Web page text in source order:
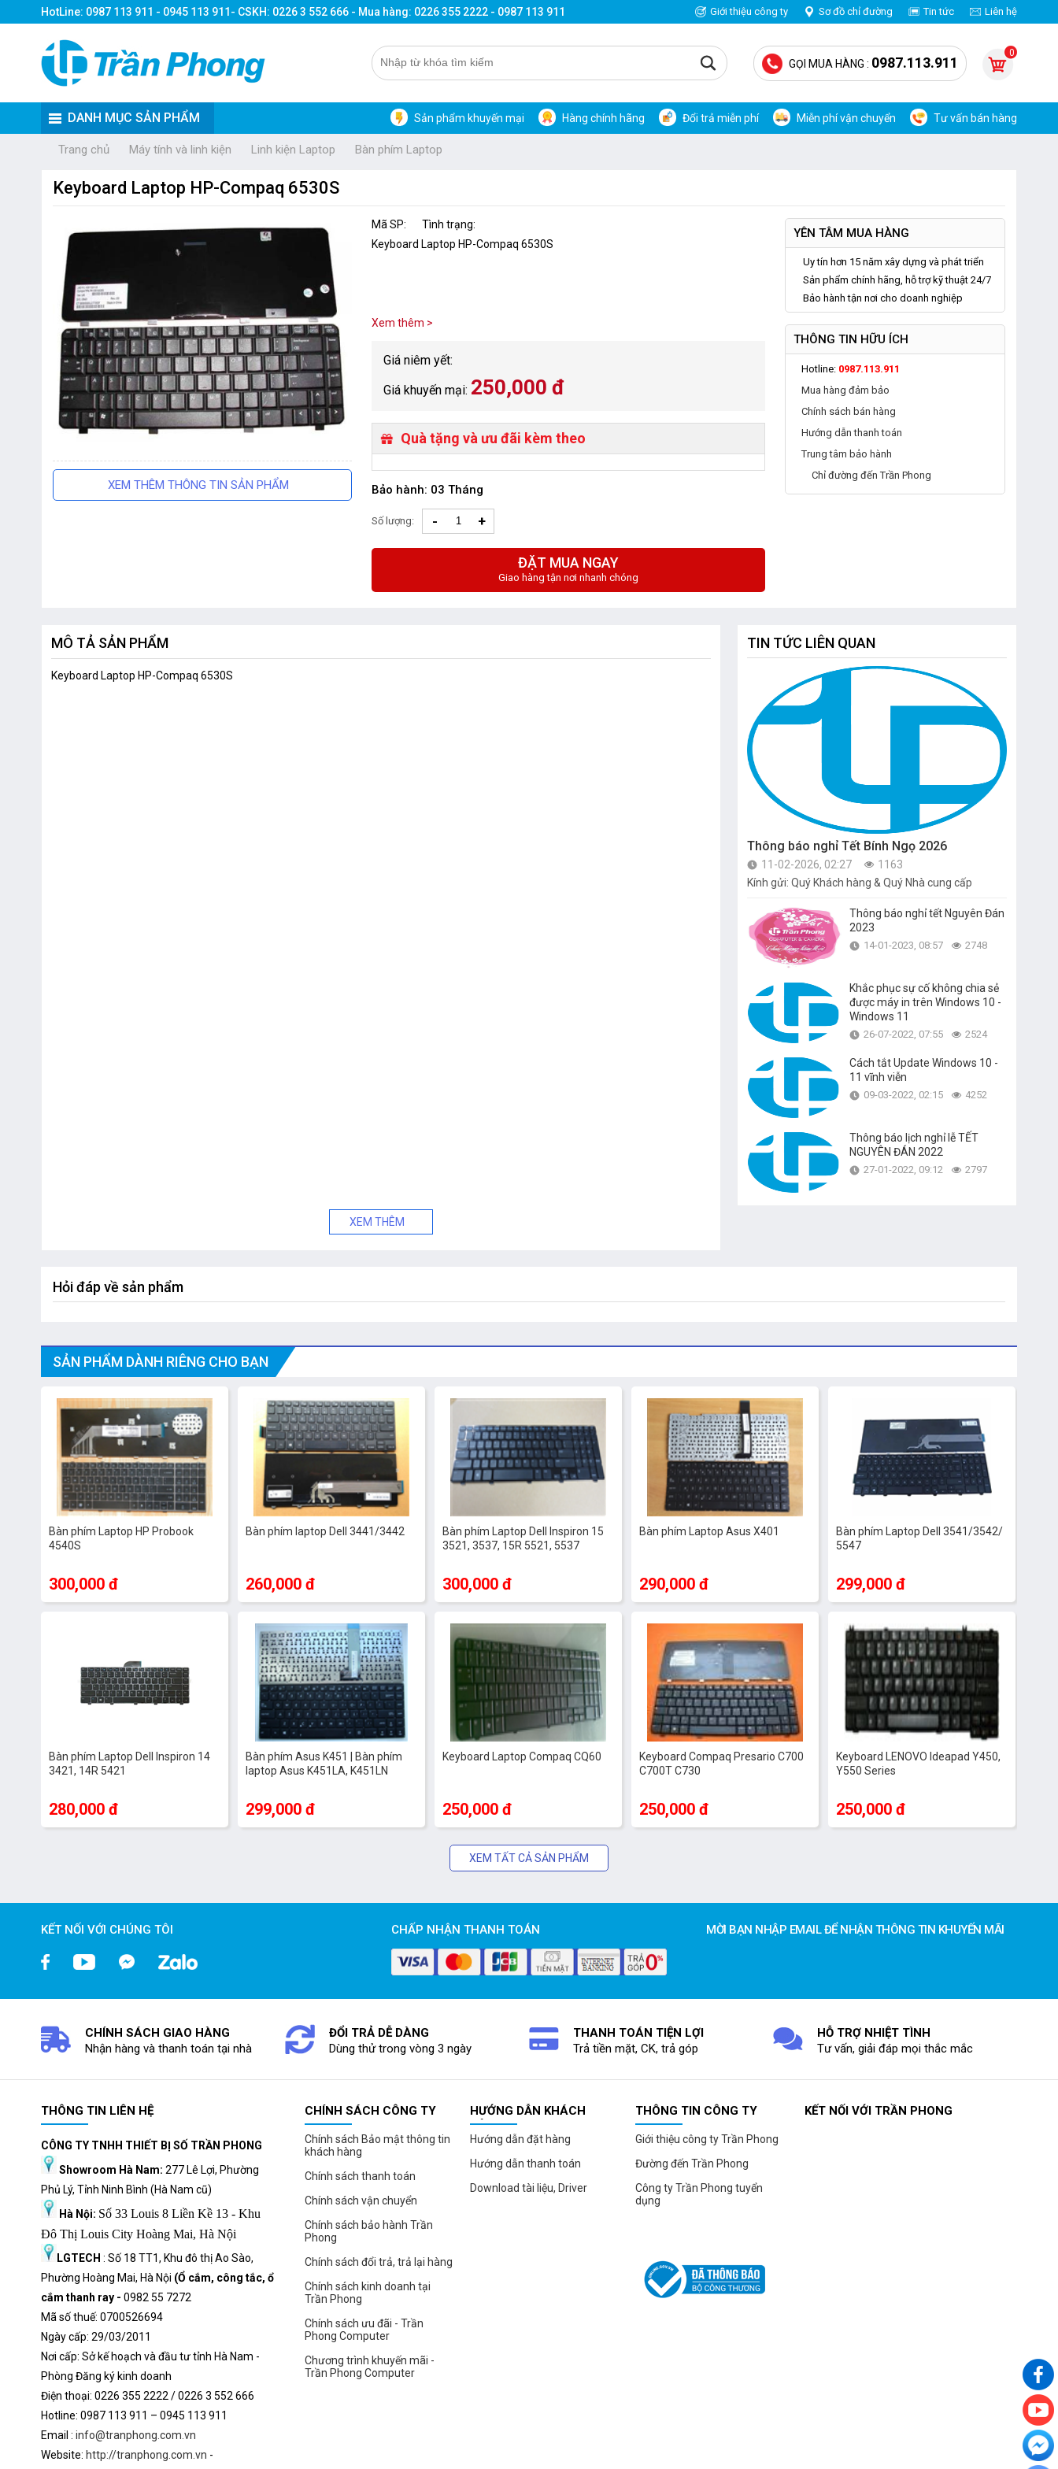
Giới thiệu công ty Sơ đồ chỉ đường Tin tức Liên hệ
HotLine: 0987 113 911 - 0945 113 911- CSKH: 0226 3 552 666 - Mua hàng: 0226 355 2222 - 0987 113 911
0
GỌI MUA HÀNG : 0987.113.911
DANH MỤC SẢN PHẨM Tư vấn bán hàng
Miễn phí vận chuyển
Đổi trả miễn phí
Hàng chính hãng
Sản phẩm khuyến mại
Trang chủ Máy tính và linh kiện Linh kiện Laptop Bàn phím Laptop
Keyboard Laptop HP-Compaq 6530S
XEM THÊM THÔNG TIN SẢN PHẨM
Mã SP:
Tình trạng:
Keyboard Laptop HP-Compaq 6530S
Xem thêm >
Giá niêm yết:
Giá khuyến mại: 250,000 đ
Quà tặng và ưu đãi kèm theo
Bảo hành: 03 Tháng
Số lượng: - +
ĐẶT MUA NGAY
Giao hàng tận nơi nhanh chóng
YÊN TÂM MUA HÀNG
Uy tín hơn 15 năm xây dựng và phát triển
Sản phẩm chính hãng, hỗ trợ kỹ thuật 24/7
Bảo hành tận nơi cho doanh nghiệp
THÔNG TIN HỮU ÍCH
Hotline: 0987.113.911
Mua hàng đảm bảo
Chính sách bán hàng
Hướng dẫn thanh toán
Trung tâm bảo hành
Chỉ đường đến Trần Phong
TIN TỨC LIÊN QUAN
Thông báo nghỉ Tết Bính Ngọ 2026
11-02-2026, 02:27
1163
Kính gửi: Quý Khách hàng & Quý Nhà cung cấp
Thông báo nghỉ tết Nguyên Đán
2023
14-01-2023, 08:57 2748
Khắc phục sự cố không chia sẻ
được máy in trên Windows 10 -
Windows 11
26-07-2022, 07:55 2524
Cách tắt Update Windows 10 -
11 vĩnh viễn
09-03-2022, 02:15 4252
Thông báo lịch nghỉ lễ TẾT
NGUYÊN ĐÁN 2022
27-01-2022, 09:12 2797
MÔ TẢ SẢN PHẨM
Keyboard Laptop HP-Compaq 6530S
XEM THÊM
Hỏi đáp về sản phẩm
SẢN PHẨM DÀNH RIÊNG CHO BẠN
Bàn phím Laptop HP Probook
4540S
300,000 đ
Bàn phím laptop Dell 3441/3442
260,000 đ
Bàn phím Laptop Dell Inspiron 15
3521, 3537, 15R 5521, 5537
300,000 đ
Bàn phím Laptop Asus X401
290,000 đ
Bàn phím Laptop Dell 3541/3542/
5547
299,000 đ
Bàn phím Laptop Dell Inspiron 14
3421, 14R 5421
280,000 đ
Bàn phím Asus K451 | Bàn phím
laptop Asus K451LA, K451LN
299,000 đ
Keyboard Laptop Compaq CQ60
250,000 đ
Keyboard Compaq Presario C700
C700T C730
250,000 đ
Keyboard LENOVO Ideapad Y450,
Y550 Series
250,000 đ
XEM TẤT CẢ SẢN PHẨM
KẾT NỐI VỚI CHÚNG TÔI CHẤP NHẬN THANH TOÁN MỜI BẠN NHẬP EMAIL ĐỂ NHẬN THÔNG TIN KHUYẾN MÃI
CHÍNH SÁCH GIAO HÀNG
Nhận hàng và thanh toán tại nhà
ĐỔI TRẢ DỄ DÀNG
Dùng thử trong vòng 3 ngày
THANH TOÁN TIỆN LỢI
Trả tiền mặt, CK, trả góp
HỖ TRỢ NHIỆT TÌNH
Tư vấn, giải đáp mọi thắc mắc
KẾT NỐI VỚI TRẦN PHONG
THÔNG TIN LIÊN HỆ
CÔNG TY TNHH THIẾT BỊ SỐ TRẦN PHONG
Showroom Hà Nam: 277 Lê Lợi, Phường
Phủ Lý, Tỉnh Ninh Bình (Hà Nam cũ)
Hà Nội: Số 33 Louis 8 Liền Kề 13 - Khu
Đô Thị Louis City Hoàng Mai, Hà Nội
LGTECH : Số 18 TT1, Khu đô thị Ao Sào,
Phường Hoàng Mai, Hà Nội (Ổ cắm, công tắc, ổ
cắm thanh ray - 0982 55 7272
Mã số thuế: 0700526694
Ngày cấp: 29/03/2011
Nơi cấp: Sở kế hoạch và đầu tư tỉnh Hà Nam -
Phòng Đăng ký kinh doanh
Điện thoại: 0226 355 2222 / 0226 3 552 666
Hotine: 0987 113 911 – 0945 113 911
Email : info@tranphong.com.vn
Website: http://tranphong.com.vn -
CHÍNH SÁCH CÔNG TY
Chính sách Bảo mật thông tin
khách hàng
Chính sách thanh toán
Chính sách vận chuyển
Chính sách bảo hành Trần
Phong
Chính sách đổi trả, trả lại hàng
Chính sách kinh doanh tại
Trần Phong
Chính sách ưu đãi - Trần
Phong Computer
Chương trình khuyến mãi -
Trần Phong Computer
HƯỚNG DẪN KHÁCH
HÀNG
Hướng dẫn đặt hàng
Hướng dẫn thanh toán
Download tài liệu, Driver
THÔNG TIN CÔNG TY
Giới thiệu công ty Trần Phong
Đường đến Trần Phong
Công ty Trần Phong tuyển
dụng